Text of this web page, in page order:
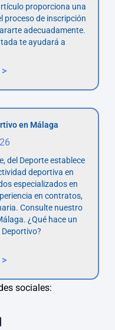
proporciona una
proceso de inscripción
adecuadamente.
te ayudará a
en Málaga
del Deporte establece
deportiva en
especializados en
en contratos,
Consulte nuestro
¿Qué hace un
sociales: